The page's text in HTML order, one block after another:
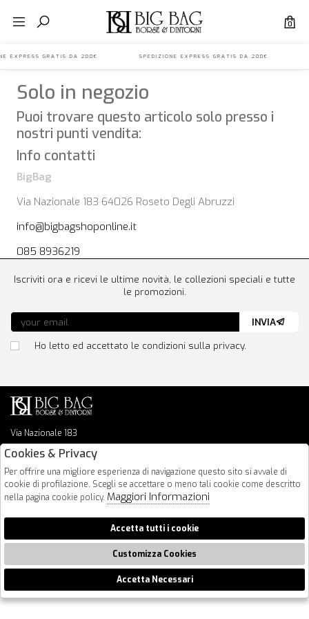
0
EXPRESS GRATIS DA 200€ SPEDIZIONE EXPRESS GRATIS DA
Solo in negozio
Puoi trovare questo articolo solo presso i
nostri punti vendita:
Info contatti
BigBag
Via Nazionale 183 64026 Roseto Degli Abruzzi
info@bigbagshoponline.it
085 8936219
Via Nazionale 183
64026 Roseto Degli Abruzzi
info@bigbagshoponline.it
follow us
Iscriviti ora e ricevi le ultime novità, le collezioni speciali e tutte
le promozioni.
Ho letto ed accettato le condizioni sulla privacy.
INVIA
2026 BigBag - P.iva : 00916940679 Powered by
🍪
Cookies & Privacy
Per offrire una migliore esperienza di navigazione questo sito si avvale di
cookie di profilazione. Scegli se accettare o meno tali cookie come descritto
nella pagina cookie policy. Maggiori Informazioni
Accetta tutti i cookie
Customizza Cookies
Accetta Necessari